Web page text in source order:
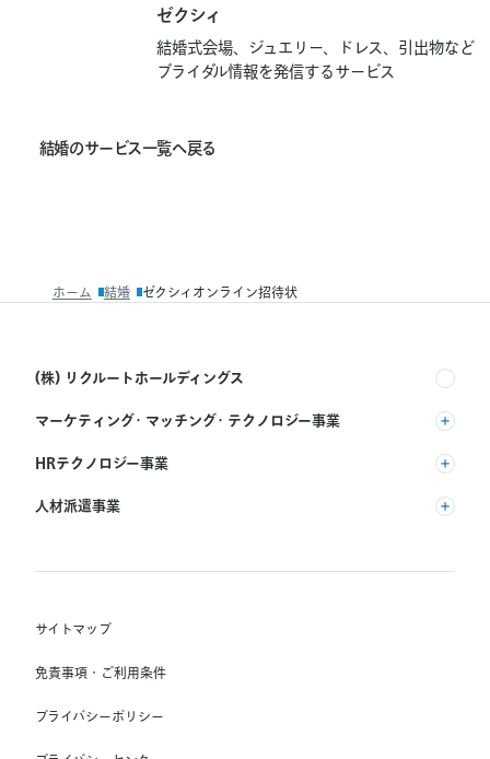
ゼ
ク
シ
ゼクシィ
結婚式会場、ジュエリー、ドレス、引出物など
ブライダル情報を発信するサービス
結
結婚のサービス一覧へ戻る
ホーム 結婚 ゼクシィオンライン招待状
(株) リクルートホールディングス
マーケティング・マッチング・テクノロジー事業
(株) リクルート
HRテクノロジー事業
(株) インディードリクルートパートナーズ
Indeed, Inc.
人材派遣事業
(株) スタッフサービス・ホールディングス
サイトマップ
免責事項・ご利用条件
プライバシーポリシー